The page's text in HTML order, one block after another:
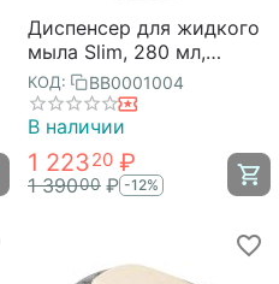
Диспенсер для жидкого
мыла Slim, 280 мл,
белый, Bergenson Bjorn
Bath
КОД: BB0001004
В наличии
1 22320 ₽
1 39000 ₽ -12%